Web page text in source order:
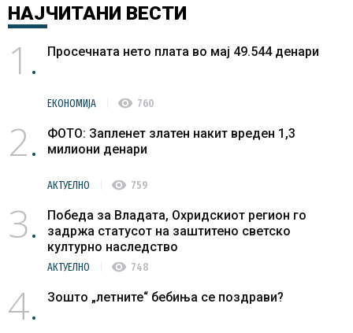
НАЈЧИТАНИ ВЕСТИ
1 Просечната нето плата во мај 49.544 денари
ЕКОНОМИЈА visibility 760
2
ФОТО: Запленет златен накит вреден 1,3
милиони денари
АКТУЕЛНО visibility 759
3
Победа за Владата, Охридскиот регион го
задржа статусот на заштитено светско
културно наследство
АКТУЕЛНО visibility 748
4 Зошто „летните“ бебиња се поздрави?